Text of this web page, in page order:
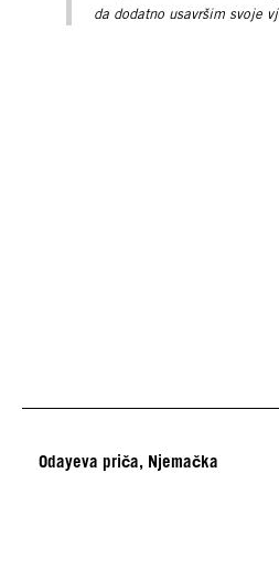
da dodatno usavršim svoje
Odayeva priča, Njemačka